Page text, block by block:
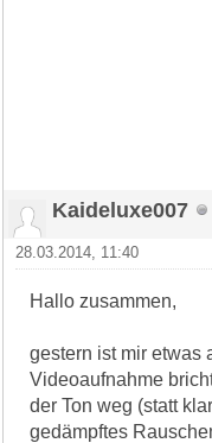
Kaideluxe007
28.03.2014, 11:40
Hallo zusammen,
gestern ist mir etwas
Videoaufnahme
der Ton weg (statt
gedämpftes